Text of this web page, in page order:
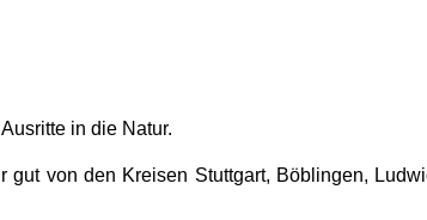
in die Natur.
von den Kreisen Stuttgart, Böblingen,